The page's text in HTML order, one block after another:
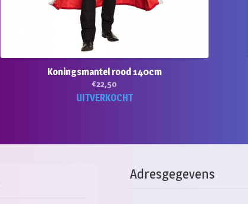
Koningsmantel rood 140cm
€22,50
UITVERKOCHT
Adresgegevens